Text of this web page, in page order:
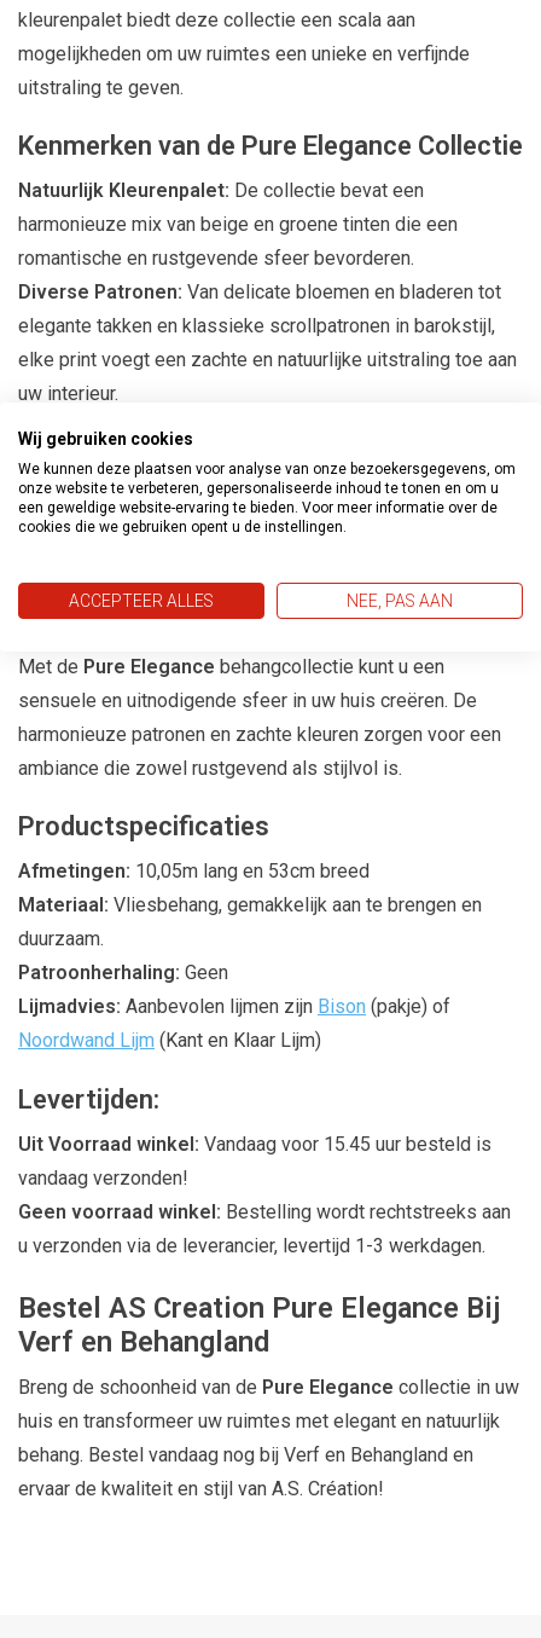
kleurenpalet biedt deze collectie een scala aan
mogelijkheden om uw ruimtes een unieke en verfijnde
uitstraling te geven.
Kenmerken van de Pure Elegance Collectie
Natuurlijk Kleurenpalet: De collectie bevat een
harmonieuze mix van beige en groene tinten die een
romantische en rustgevende sfeer bevorderen.
Diverse Patronen: Van delicate bloemen en bladeren tot
elegante takken en klassieke scrollpatronen in barokstijl,
elke print voegt een zachte en natuurlijke uitstraling toe aan
uw interieur.
Veelzijdig Gebruik:
verschillende ruimtes, waaronder slaapkamers,
woonkamers, keukens en hallen. Het past zich moeiteloos
aan elke stijl aan, waardoor het een ideale keuze is voor elk
Creëer een Sensuele Sfeer
Met de Pure Elegance behangcollectie kunt u een
sensuele en uitnodigende sfeer in uw huis creëren. De
harmonieuze patronen en zachte kleuren zorgen voor een
ambiance die zowel rustgevend als stijlvol is.
Productspecificaties
Afmetingen: 10,05m lang en 53cm breed
Materiaal: Vliesbehang, gemakkelijk aan te brengen en
duurzaam.
Patroonherhaling: Geen
Lijmadvies: Aanbevolen lijmen zijn Bison (pakje) of
Noordwand Lijm (Kant en Klaar Lijm)
Levertijden:
Uit Voorraad winkel: Vandaag voor 15.45 uur besteld is
vandaag verzonden!
Geen voorraad winkel: Bestelling wordt rechtstreeks aan
u verzonden via de leverancier, levertijd 1-3 werkdagen.
Bestel AS Creation Pure Elegance Bij
Verf en Behangland
Breng de schoonheid van de Pure Elegance collectie in uw
huis en transformeer uw ruimtes met elegant en natuurlijk
behang. Bestel vandaag nog bij Verf en Behangland en
ervaar de kwaliteit en stijl van A.S. Création!
Wij gebruiken cookies
We kunnen deze plaatsen voor analyse van onze bezoekersgegevens, om
onze website te verbeteren, gepersonaliseerde inhoud te tonen en om u
een geweldige website-ervaring te bieden. Voor meer informatie over de
cookies die we gebruiken opent u de instellingen.
ACCEPTEER ALLES NEE, PAS AAN